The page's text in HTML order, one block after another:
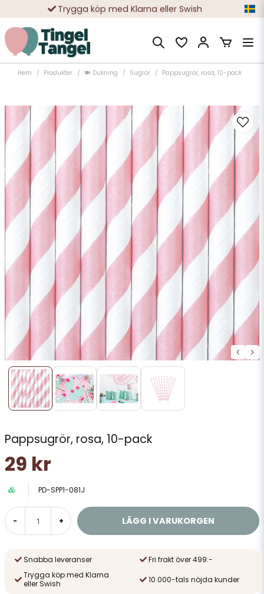
Trygga köp med Klarna eller Swish
10 000-tals nöjda kunder
Hem Produkter 🍽️ Dukning Sugrör Pappsugrör, rosa, 10-pack
Pappsugrör, rosa, 10-pack
29 kr
PD-SPP1-081J
- + LÄGG I VARUKORGEN
Snabba leveranser
Fri frakt över 499:-
Trygga köp med Klarna
eller Swish
10 000-tals nöjda kunder